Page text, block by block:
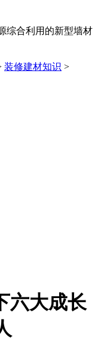
综合利用的新型墙材
装修建材知识 >
六大成长